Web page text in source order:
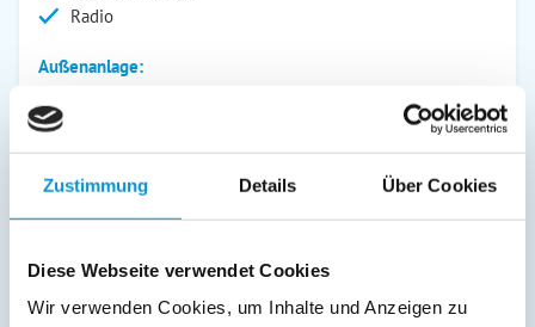
Zustimmung Details Über Cookies
Diese Webseite verwendet Cookies
Wir verwenden Cookies, um Inhalte und Anzeigen zu
Radio
Außenanlage:
Gartenstühle
Parkplatz
Liegen
Garage